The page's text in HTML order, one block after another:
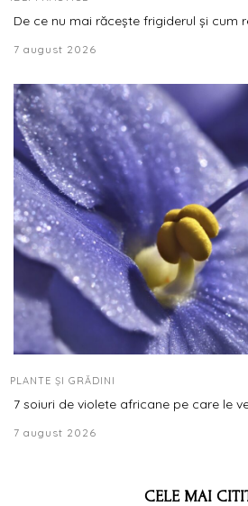
De ce nu mai răcește frigiderul și cum
7 august 2026
PLANTE ȘI GRĂDINI
7 soiuri de violete africane pe care le
7 august 2026
CELE MAI